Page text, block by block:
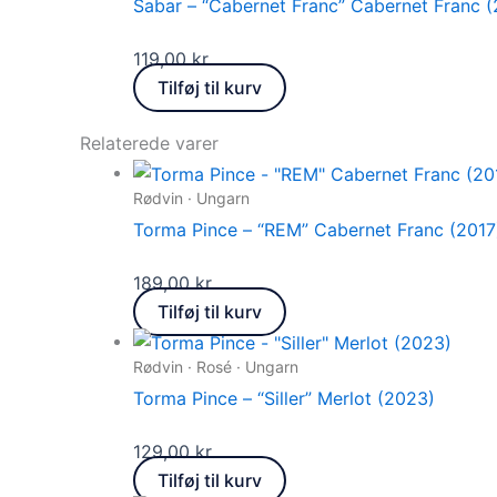
Sabar – “Cabernet Franc” Cabernet Franc
119,00kr.
Tilføj til kurv
Relaterede varer
Rødvin · Ungarn
Torma Pince – “REM” Cabernet Franc
189,00kr.
Tilføj til kurv
Rødvin · Rosé · Ungarn
Torma Pince – “Siller” Merlot (2023)
129,00kr.
Tilføj til kurv